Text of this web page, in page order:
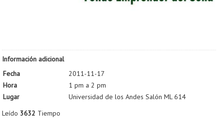
Información adicional
Fecha
2011-11-17
Hora
1 pm a 2 pm
Lugar
Universidad de los Andes Salón ML 614
Leído 3632 Tiempo